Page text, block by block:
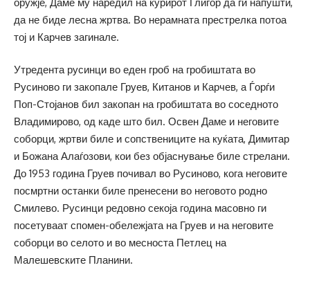
да не биде лесна жртва. Во нерамната престрелка потоа
тој и Карчев загинале.
Утредента русинци во еден гроб на гробиштата во
Русиново ги закопале Груев, Китанов и Карчев, а Ѓорѓи
Поп-Стојанов бил закопан на гробиштата во соседното
Владимирово, од каде што бил. Освен Даме и неговите
соборци, жртви биле и сопствениците на куќата, Димитар
и Божана Алаѓозови, кои без објаснување биле стрелани.
До 1953 година Груев почивал во Русиново, кога неговите
посмртни останки биле пренесени во неговото родно
Смилево. Русинци редовно секоја година масовно ги
посетуваат спомен-обележјата на Груев и на неговите
соборци во селото и во месноста Петлец на
Малешевските Планини.